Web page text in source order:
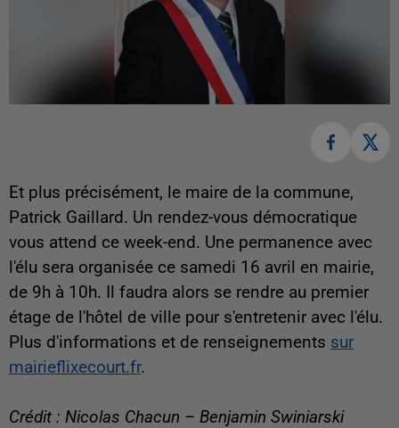
Et plus précisément, le maire de la commune,
Patrick Gaillard. Un rendez-vous démocratique
vous attend ce week-end. Une permanence avec
l'élu sera organisée ce samedi 16 avril en mairie,
de 9h à 10h. Il faudra alors se rendre au premier
étage de l'hôtel de ville pour s'entretenir avec l'élu.
Plus d'informations et de renseignements sur
mairieflixecourt.fr.
Crédit : Nicolas Chacun – Benjamin Swiniarski